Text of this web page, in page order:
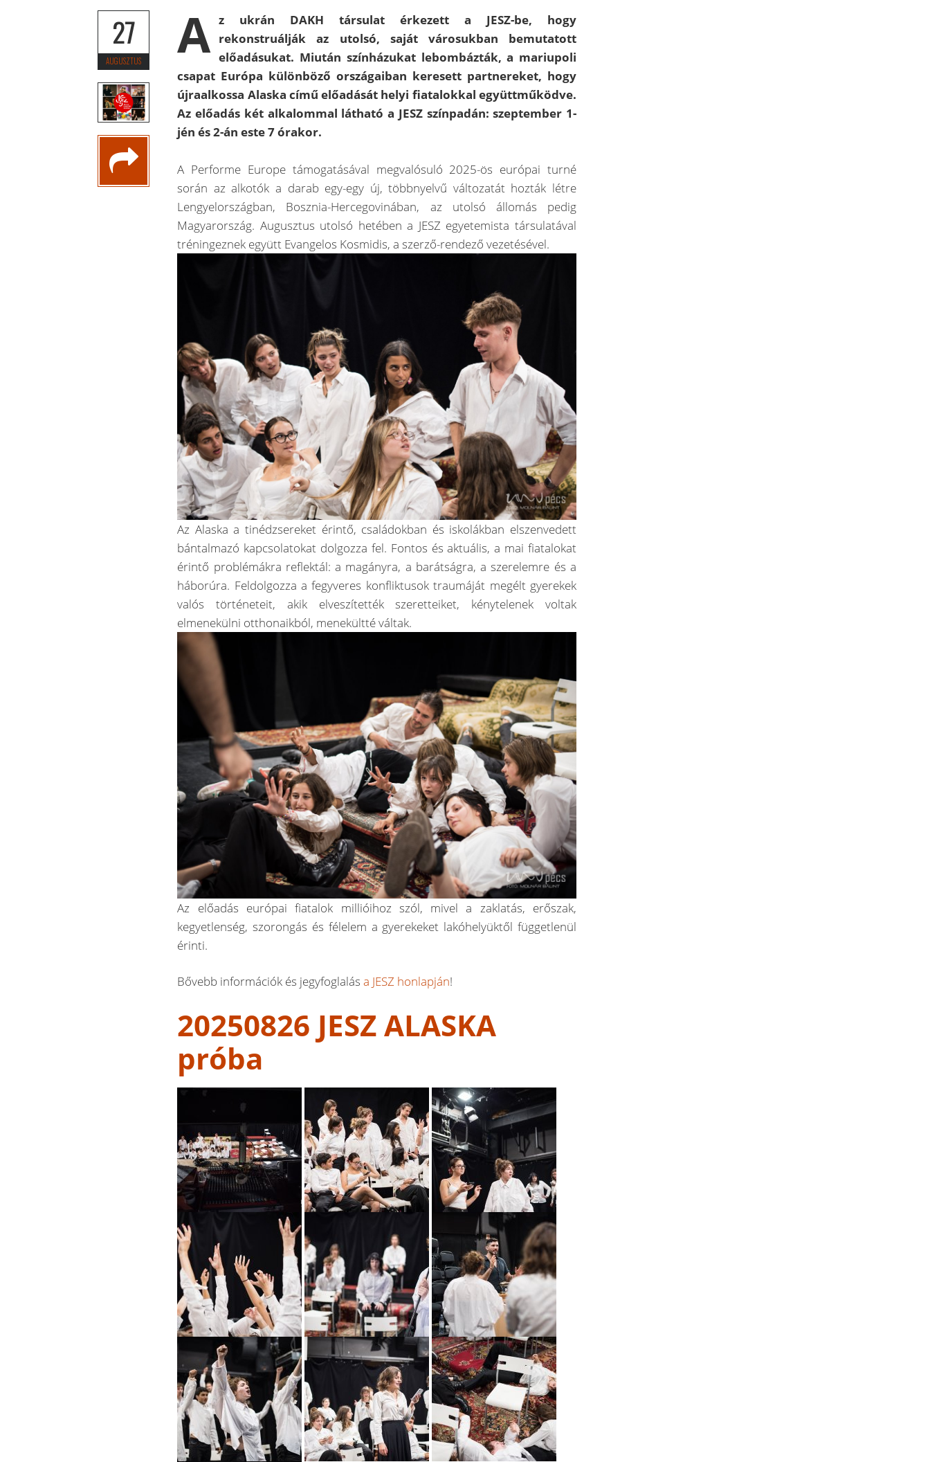
27
AUGUSZTUS A z ukrán DAKH társulat érkezett a JESZ-be, hogy
rekonstruálják az utolsó, saját városukban bemutatott
előadásukat. Miután színházukat lebombázták, a mariupoli
csapat Európa különböző országaiban keresett partnereket, hogy
újraalkossa Alaska című előadását helyi fiatalokkal együttműködve.
Az előadás két alkalommal látható a JESZ színpadán: szeptember 1-
jén és 2-án este 7 órakor.
A Performe Europe támogatásával megvalósuló 2025-ös európai turné
során az alkotók a darab egy-egy új, többnyelvű változatát hozták létre
Lengyelországban, Bosznia-Hercegovinában, az utolsó állomás pedig
Magyarország. Augusztus utolsó hetében a JESZ egyetemista társulatával
tréningeznek együtt Evangelos Kosmidis, a szerző-rendező vezetésével.
Az Alaska a tinédzsereket érintő, családokban és iskolákban elszenvedett
bántalmazó kapcsolatokat dolgozza fel. Fontos és aktuális, a mai fiatalokat
érintő problémákra reflektál: a magányra, a barátságra, a szerelemre és a
háborúra. Feldolgozza a fegyveres konfliktusok traumáját megélt gyerekek
valós történeteit, akik elveszítették szeretteiket, kénytelenek voltak
elmenekülni otthonaikból, menekültté váltak.
Az előadás európai fiatalok millióihoz szól, mivel a zaklatás, erőszak,
kegyetlenség, szorongás és félelem a gyerekeket lakóhelyüktől függetlenül
érinti.
Bővebb információk és jegyfoglalása JESZ honlapján!
20250826 JESZ ALASKA
próba